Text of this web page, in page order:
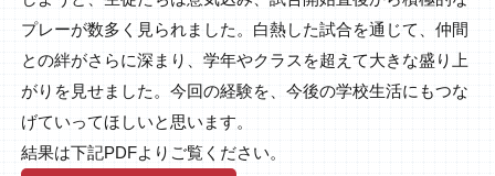
プレーが数多く見られました。白熱した試合を通じて、仲間
との絆がさらに深まり、学年やクラスを超えて大きな盛り上
がりを見せました。今回の経験を、今後の学校生活にもつな
げていってほしいと思います。
結果は下記PDFよりご覧ください。